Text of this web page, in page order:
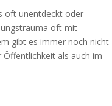
oft unentdeckt oder
oft mit
gibt es immer noch nicht
als auch im